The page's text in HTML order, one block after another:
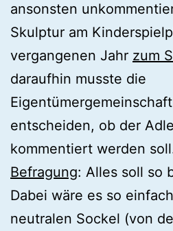
ansonsten
Skulptur am
vergangenen Jahr zum
daraufhin musste die
entscheiden, ob der
kommentiert werden
Befragung: Alles soll so
Dabei wäre es so
neutralen Sockel (von